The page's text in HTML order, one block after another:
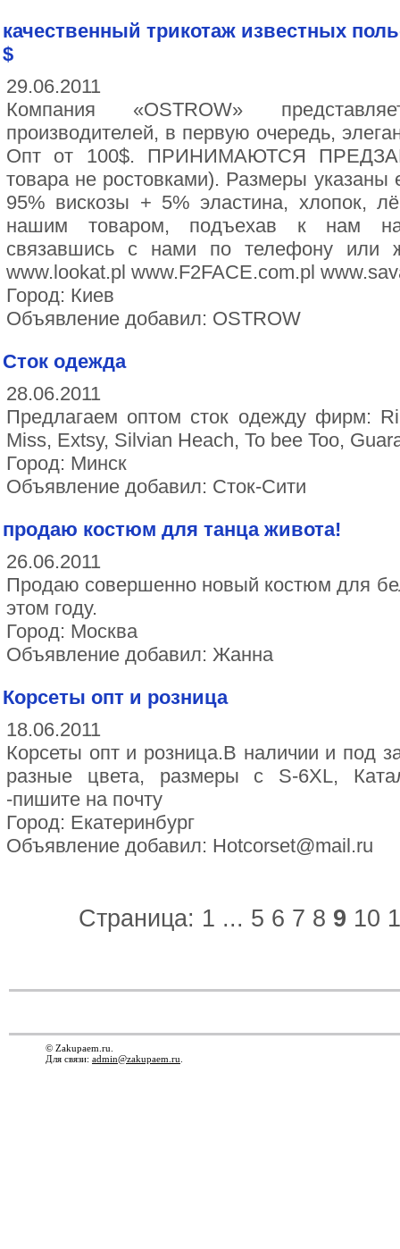
качественный трикотаж известных
$
29.06.2011
Компания «OSTROW»
производителей, в первую очередь,
Опт от 100$. ПРИНИМАЮТСЯ
товара не ростовками). Размеры указаны
95% вискозы + 5% эластина, хлопок,
нашим товаром, подъехав к нам на
связавшись с нами по телефону или
www.lookat.pl www.F2FACE.com.pl
Город: Киев
Объявление добавил: OSTROW
Сток одежда
28.06.2011
Предлагаем оптом сток одежду фирм:
Miss, Extsy, Silvian Heach, To bee Too,
Город: Минск
Объявление добавил: Сток-Сити
продаю костюм для танца живота!
26.06.2011
Продаю совершенно новый костюм для
этом году.
Город: Москва
Объявление добавил: Жанна
Корсеты опт и розница
18.06.2011
Корсеты опт и розница.В наличии и под
разные цвета, размеры с S-6XL,
-пишите на почту
Город: Екатеринбург
Объявление добавил: Hotcorset@mail.ru
Страница: 1 ... 5 6 7 8 9 10
© Zakupaem.ru.
Для связи: admin@zakupaem.ru